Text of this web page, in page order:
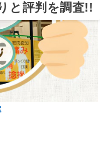
と評判を調査!!